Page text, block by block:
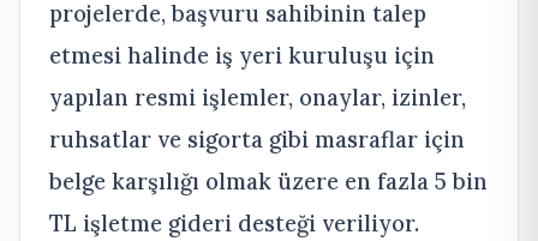
projelerde, başvuru sahibinin talep
etmesi halinde iş yeri kuruluşu için
yapılan resmi işlemler, onaylar, izinler,
ruhsatlar ve sigorta gibi masraflar için
belge karşılığı olmak üzere en fazla 5 bin
TL işletme gideri desteği veriliyor.